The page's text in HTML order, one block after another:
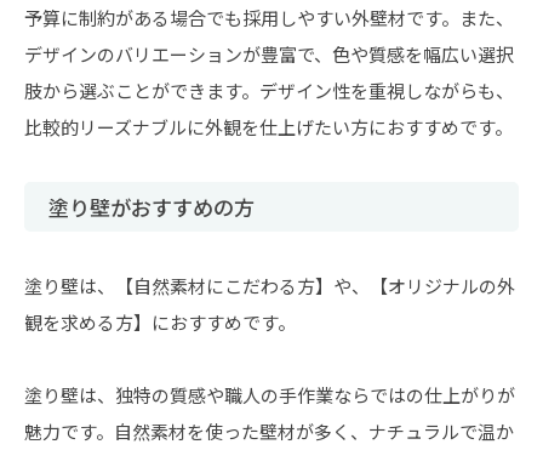
予算に制約がある場合でも採用しやすい外壁材です。また、
デザインのバリエーションが豊富で、色や質感を幅広い選択
肢から選ぶことができます。デザイン性を重視しながらも、
比較的リーズナブルに外観を仕上げたい方におすすめです。
塗り壁がおすすめの方
塗り壁は、【自然素材にこだわる方】や、【オリジナルの外
観を求める方】におすすめです。
塗り壁は、独特の質感や職人の手作業ならではの仕上がりが
魅力です。自然素材を使った壁材が多く、ナチュラルで温か